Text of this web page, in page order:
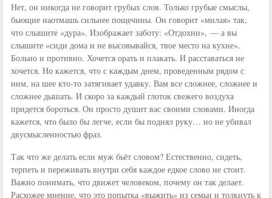
Нет, он никогда не говорит грубых слов. Только грубые смыслы,
бьющие наотмашь сильнее пощечины. Он говорит «милая» так,
что слышите «дура». Изображает заботу: «Отдохни», — а вы
слышите «сиди дома и не высовывайся, твое место на кухне».
Больно и противно. Хочется орать и плакать. И расставаться не
хочется. Но кажется, что с каждым днем, проведенным рядом с
ним, на шее кто-то затягивает удавку. Вам все сложнее, сложнее и
сложнее дышать. И скоро за каждый глоток свежего воздуха
придется бороться. Он просто душит вас своими словами. Иногда
кажется, что было бы легче, если бы поднял руку… но не убивал
двусмысленностью фраз.
Так что же делать если муж бьёт словом? Естественно, сидеть,
терпеть и переживать внутри себя каждое едкое слово не стоит.
Важно понимать, что движет человеком, почему он так делает.
Расхожее мнение, что это попытка «выжить» из семьи и толкнуть к